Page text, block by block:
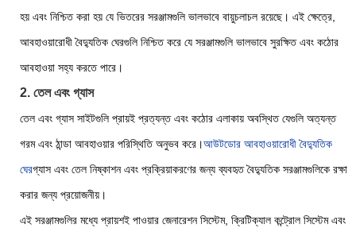
হয় এবং নিশ্চিত করা হয় যে ভিতরের সরঞ্জামগুলি ভালভাবে বায়ুচলাচল রয়েছে। এই ক্ষেত্রে,
আবহাওয়ারোধী বৈদ্যুতিক ঘেরগুলি নিশ্চিত করে যে সরঞ্জামগুলি ভালভাবে সুরক্ষিত এবং কঠোর
আবহাওয়া সহ্য করতে পারে।
2. তেল এবং গ্যাস
তেল এবং গ্যাস সাইটগুলি প্রায়ই প্রত্যন্ত এবং কঠোর এলাকায় অবস্থিত যেগুলি অত্যন্ত
গরম এবং ঠান্ডা আবহাওয়ার পরিস্থিতি অনুভব করে।আউটডোর আবহাওয়ারোধী বৈদ্যুতিক
ঘেরগ্যাস এবং তেল নিষ্কাশন এবং প্রক্রিয়াকরণের জন্য ব্যবহৃত বৈদ্যুতিক সরঞ্জামগুলিকে রক্ষা
করার জন্য প্রয়োজনীয়।
এই সরঞ্জামগুলির মধ্যে প্রায়শই পাওয়ার জেনারেশন সিস্টেম, ক্রিটিক্যাল কন্ট্রোল সিস্টেম এবং